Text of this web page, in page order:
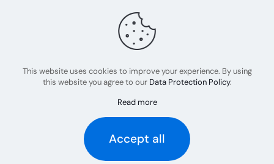
This website uses cookies to improve your experience. By using
this website you agree to our Data Protection Policy.
Read more
Accept all
Inglês Español